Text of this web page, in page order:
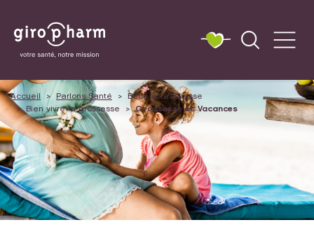
Accueil Parlons Santé
Bébé & Grossesse
Bien vivre la grossesse
Grossesse et Vacances